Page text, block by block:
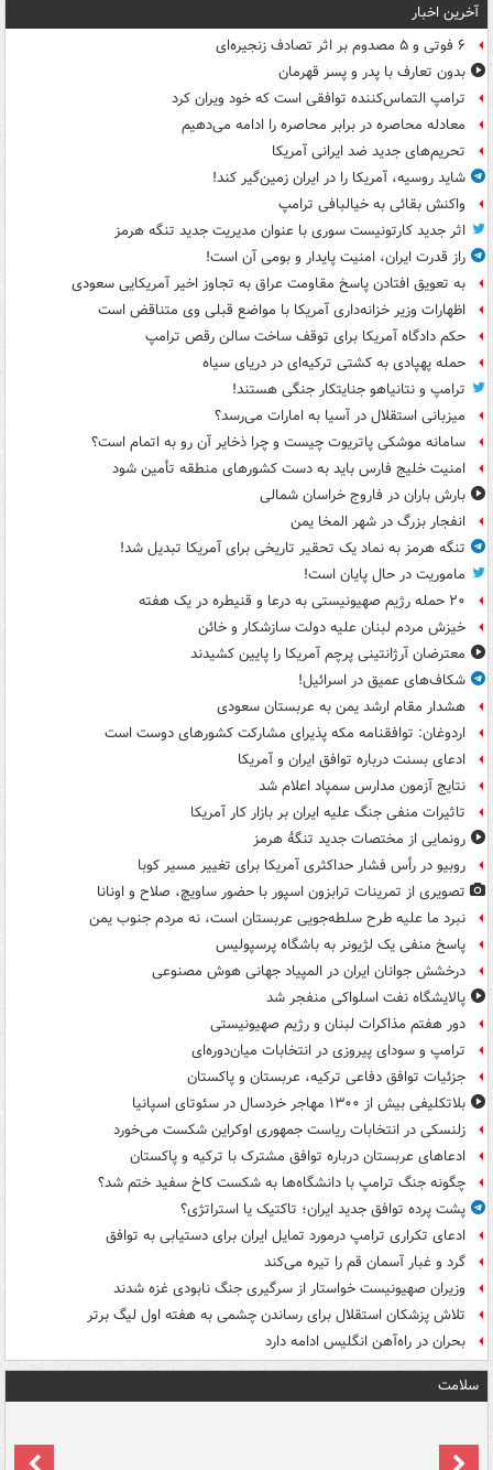
آخرین اخبار
۶ فوتی و ۵ مصدوم بر اثر تصادف زنجیره‌ای
بدون تعارف با پدر و پسر قهرمان
ترامپ التماس‌کننده توافقی است که خود ویران کرد
معادله محاصره در برابر محاصره را ادامه می‌دهیم
تحریم‌های جدید ضد ایرانی آمریکا
شاید روسیه، آمریکا را در ایران زمین‌گیر کند!
واکنش بقائی به خیالبافی ترامپ
اثر جدید کارتونیست سوری با عنوان مدیریت جدید تنگه هرمز
راز قدرت ایران، امنیت پایدار و بومی آن است!
به تعویق افتادن پاسخ مقاومت عراق به تجاوز اخیر آمریکایی سعودی
اظهارات وزیر خزانه‌داری آمریکا با مواضع قبلی وی متناقض است
حکم دادگاه آمریکا برای توقف ساخت سالن رقص ترامپ
حمله پهپادی به کشتی ترکیه‌ای در دریای سیاه
ترامپ و نتانیاهو جنایتکار جنگی هستند!
میزبانی استقلال در آسیا به امارات می‌رسد؟
سامانه موشکی پاتریوت چیست و چرا ذخایر آن رو به اتمام است؟
امنیت خلیج فارس باید به دست کشورهای منطقه تأمین شود
بارش باران در فاروج خراسان شمالی
انفجار بزرگ در شهر المخا یمن
تنگه هرمز به نماد یک تحقیر تاریخی برای آمریکا تبدیل شد!
ماموریت در حال پایان است!
۲۰ حمله رژیم صهیونیستی به درعا و قنیطره در یک هفته
خیزش مردم لبنان علیه دولت سازشکار و خائن
معترضان آرژانتینی پرچم آمریکا را پایین کشیدند
شکاف‌های عمیق در اسرائیل!
هشدار مقام ارشد یمن به عربستان سعودی
اردوغان: توافقنامه مکه پذیرای مشارکت کشورهای دوست است
ادعای بسنت درباره توافق ایران و آمریکا
نتایج آزمون مدارس سمپاد اعلام شد
تاثیرات منفی جنگ علیه ایران بر بازار کار آمریکا
رونمایی از مختصات جدید تنگۀ هرمز
روبیو در رأس فشار حداکثری آمریکا برای تغییر مسیر کوبا
تصویری از تمرینات ترابزون اسپور با حضور ساویچ، صلاح و اونانا
نبرد ما علیه طرح سلطه‌جویی عربستان است، نه مردم جنوب یمن
پاسخ منفی یک لژیونر به باشگاه پرسپولیس
درخشش جوانان ایران در المپیاد جهانی هوش مصنوعی
پالایشگاه نفت اسلواکی منفجر شد
دور هفتم مذاکرات لبنان و رژیم صهیونیستی
ترامپ و سودای پیروزی در انتخابات میان‌دوره‌ای
جزئیات توافق دفاعی ترکیه، عربستان و پاکستان
بلاتکلیفی بیش از ۱۳۰۰ مهاجر خردسال در سئوتای اسپانیا
زلنسکی در انتخابات ریاست جمهوری اوکراین شکست می‌خورد
ادعاهای عربستان درباره توافق مشترک با ترکیه و پاکستان
چگونه جنگ ترامپ با دانشگاه‌ها به شکست کاخ سفید ختم شد؟
پشت پرده توافق جدید ایران؛ تاکتیک یا استراتژی؟
ادعای تکراری ترامپ درمورد تمایل ایران برای دستیابی به توافق
گرد و غبار آسمان قم را تیره می‌کند
وزیران صهیونیست خواستار از سرگیری جنگ نابودی غزه شدند
تلاش پزشکان استقلال برای رساندن چشمی به هفته اول لیگ برتر
بحران در راه‌آهن انگلیس ادامه دارد
سلامت